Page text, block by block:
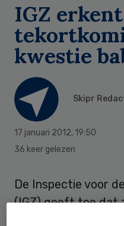
IGZ erkent
kwestie
Skipr
17 januari 2012, 19:50
36 keer gelezen
De Inspectie voor
(IGZ) geeft toe dat